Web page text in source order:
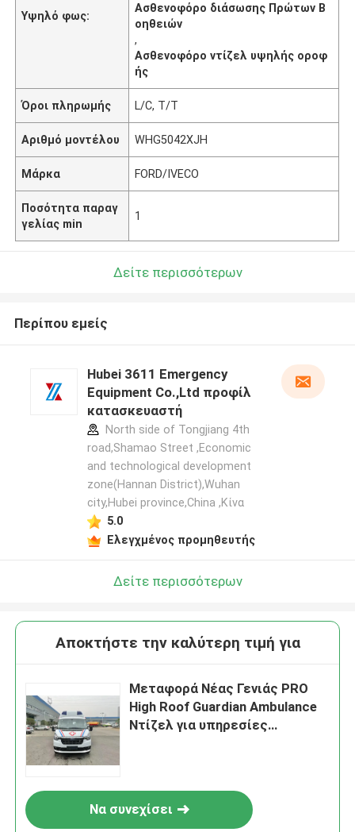
Υψηλό φως:
Ασθενοφόρο διάσωσης Πρώτων Β
οηθειών
,
Ασθενοφόρο ντίζελ υψηλής οροφ
ής
Όροι πληρωμής L/C, T/T
Αριθμό μοντέλου WHG5042XJH
Μάρκα FORD/IVECO
Ποσότητα παραγ
γελίας min
1
Δείτε περισσότερων
Περίπου εμείς
Hubei 3611 Emergency
Equipment Co.,Ltd προφίλ
κατασκευαστή
North side of Tongjiang 4th
road,Shamao Street ,Economic
and technological development
zone(Hannan District),Wuhan
city,Hubei province,China ,Κίνα
5.0
Ελεγχμένος προμηθευτής
Δείτε περισσότερων
Αποκτήστε την καλύτερη τιμή για
Μεταφορά Νέας Γενιάς PRO
High Roof Guardian Ambulance
Ντίζελ για υπηρεσίες
Να συνεχίσει